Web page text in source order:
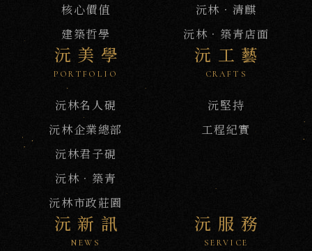
核心價值
建築哲學
沅林‧清麒
沅林．築青店面
沅美學
PORTFOLIO
沅林名人硯
沅林企業總部
沅林君子硯
沅林．築青
沅林市政莊園
沅工藝
CRAFTS
沅堅持
工程紀實
沅新訊
NEWS
沅服務
SERVICE